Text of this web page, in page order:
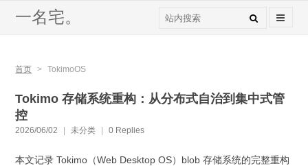
一名宅。
首页 > TokimoOS
Tokimo 存储系统重构：从分布式自治到集中式管
控
2026/06/02 未分类 0 Replies
本文记录 Tokimo（Web Desktop OS）blob 存储系统的完整重构